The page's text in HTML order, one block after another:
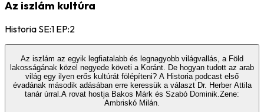
Az iszlám kultúra
Historia SE:1 EP:2
Az iszlám az egyik legfiatalabb és legnagyobb világvallás, a Föld
lakosságának közel negyede követi a Koránt. De hogyan tudott az arab
világ egy ilyen erős kultúrát fölépíteni? A Historia podcast első
évadának második adásában erre keressük a választ Dr. Herber Attila
tanár úrral.A rovat hostja Bakos Márk és Szabó Dominik.Zene:
Ambriskó Milán.